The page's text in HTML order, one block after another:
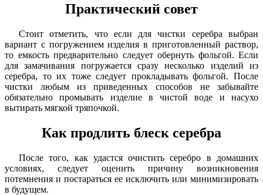
Практический совет
Стоит отметить, что если для чистки серебра выбран
вариант с погружением изделия в приготовленный раствор,
то емкость предварительно следует обернуть фольгой. Если
для замачивания погружается сразу несколько изделий из
серебра, то их тоже следует прокладывать фольгой. После
чистки любым из приведенных способов не забывайте
обязательно промывать изделие в чистой воде и насухо
вытирать мягкой тряпочкой.
Как продлить блеск серебра
После того, как удастся очистить серебро в домашних
условиях, следует оценить причину возникновения
потемнения и постараться ее исключить или минимизировать
в будущем.